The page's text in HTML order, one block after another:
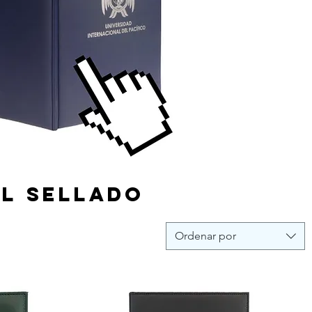
sellado
Ordenar por